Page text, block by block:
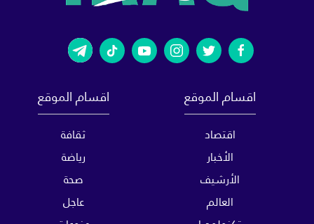
اقسام الموقع
اقتصاد
الأخبار
الأرشيف
العالم
اقسام الموقع
ثقافة
رياضة
صحة
عاجل